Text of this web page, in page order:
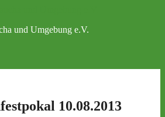
und Umgebung e.V.
10.08.2013